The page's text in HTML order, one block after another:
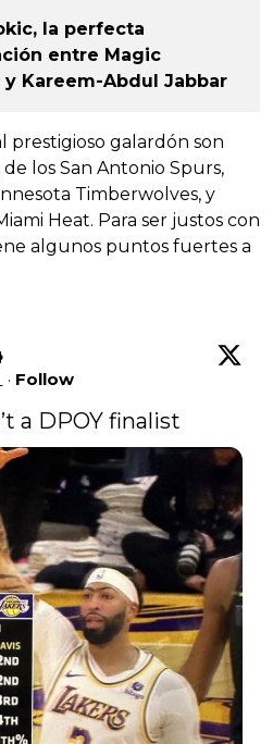
la perfecta
entre Magic
y Kareem-Abdul Jabbar
prestigioso galardón son
de los San Antonio Spurs,
Timberwolves, y
Heat. Para ser justos con
algunos puntos fuertes a
· Follow
a DPOY finalist